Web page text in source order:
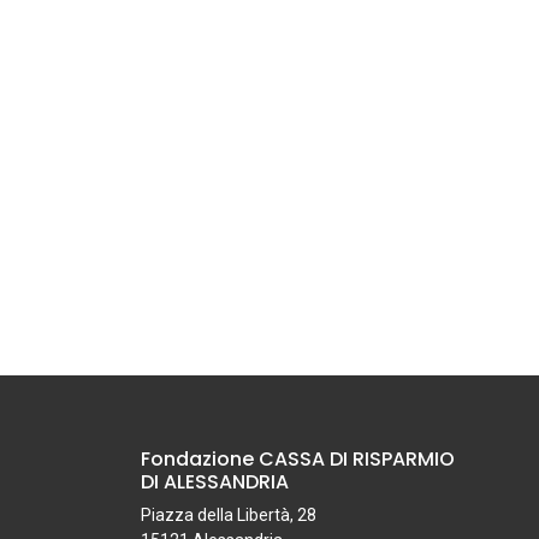
Fondazione CASSA DI RISPARMIO
DI ALESSANDRIA
Piazza della Libertà, 28